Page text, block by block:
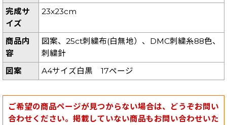
完成サ
イズ
23x23cm
商品内
容
図案、25ct刺繍布(白無地）、DMC刺繍糸88色、
刺繍針
図案
A4サイズ白黒 17ページ
ご希望の商品ページが見つからない場合は、どうぞお問い
合わせください。掲載していない商品もお問い合わせいた